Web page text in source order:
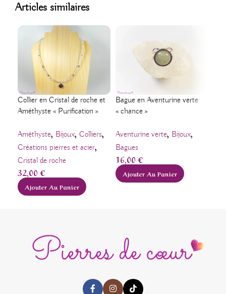
Articles similaires
Collier en Cristal de roche et
Améthyste « Purification »
Améthyste, Bijoux, Colliers,
Créations pierres et acier,
Cristal de roche
32,00€
Ajouter Au Panier
Bague en Aventurine verte
« chance »
Aventurine verte, Bijoux,
Bagues
16,00€
Ajouter Au Panier